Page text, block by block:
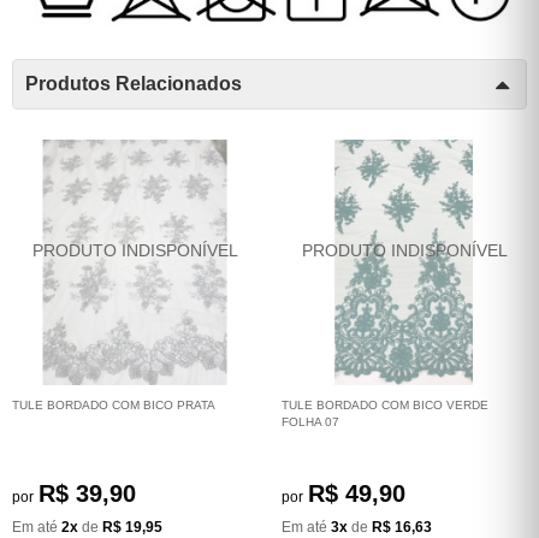
Produtos Relacionados
TULE BORDADO COM BICO PRATA
por R$ 39,90
Em até 2x de R$ 19,95
TULE BORDADO COM BICO VERDE
FOLHA 07
por R$ 49,90
Em até 3x de R$ 16,63